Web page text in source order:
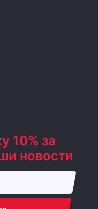
10% за
новости